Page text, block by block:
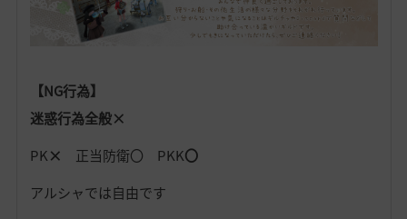
【NG行為】
迷惑行為全般×
PK× 正当防衛〇 PKK〇
アルシャでは自由です